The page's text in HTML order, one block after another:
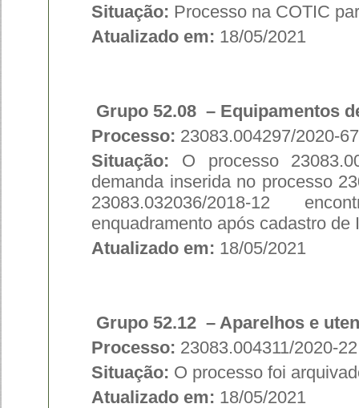
Situação: Processo na COTIC
Atualizado em: 18/05/2021
Grupo 52.08 – Equipamentos
Processo: 23083.004297/2020-
Situação: O processo
demanda inserida no processo
23083.032036/2018-12
enquadramento após cadastro de
Atualizado em: 18/05/2021
Grupo 52.12 – Aparelhos e
Processo: 23083.004311/2020-22
Situação: O processo foi
Atualizado em: 18/05/2021